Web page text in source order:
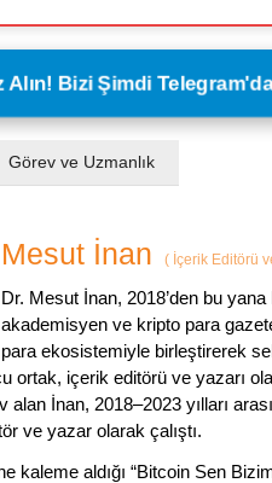
Alın! Bizi Şimdi
Görev ve Uzmanlık
Mesut İnan ( İçerik Editörü
Dr. Mesut İnan, 2018’den bu
akademisyen ve kripto para
para ekosistemiyle birleştirerek
ortak, içerik editörü ve yazarı
alan İnan, 2018–2023 yılları
ve yazar olarak çalıştı.
kaleme aldığı “Bitcoin Sen